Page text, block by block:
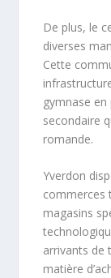
De plus, le
diverses
Cette
gymnase en
secondaire
romande.
Yverdon
commerces
magasins
arrivants de
matière